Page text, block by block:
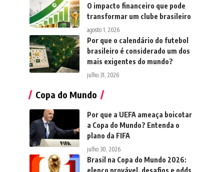
O impacto financeiro que pode
transformar um clube brasileiro
agosto 1, 2026
Por que o calendário do futebol
brasileiro é considerado um dos
mais exigentes do mundo?
julho 31, 2026
Copa do Mundo
Por que a UEFA ameaça boicotar
a Copa do Mundo? Entenda o
plano da FIFA
julho 30, 2026
Brasil na Copa do Mundo 2026:
elenco provável, desafios e odds